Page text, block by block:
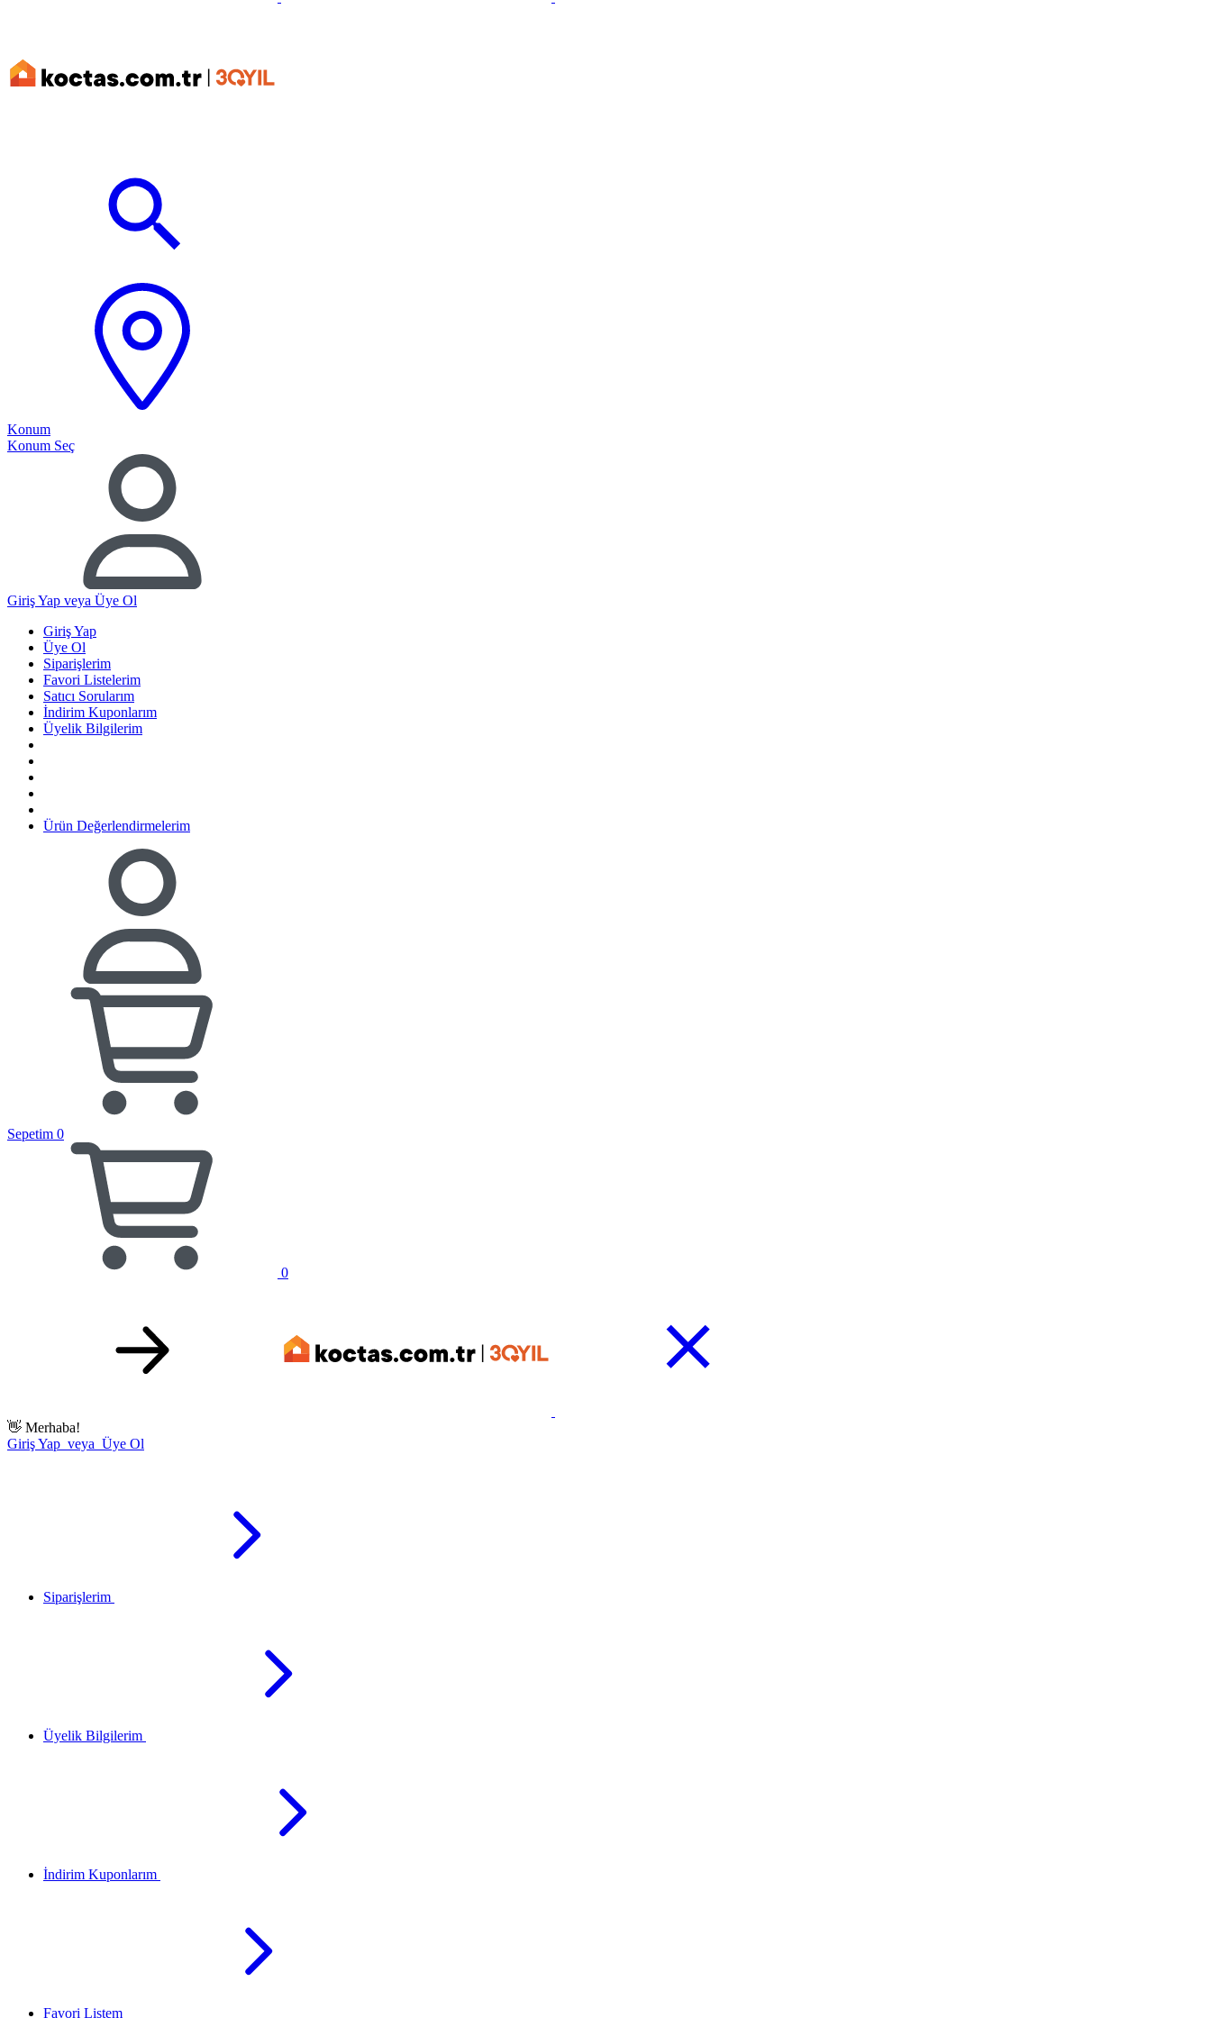
Konum
Konum Seç
Giriş Yap veya Üye Ol
Giriş Yap
Üye Ol
Siparişlerim
Favori Listelerim
Satıcı Sorularım
İndirim Kuponlarım
Üyelik Bilgilerim
Ürün Değerlendirmelerim
Sepetim 0
0
👋 Merhaba!
Giriş Yap veya Üye Ol
Siparişlerim
Üyelik Bilgilerim
İndirim Kuponlarım
Favori Listem